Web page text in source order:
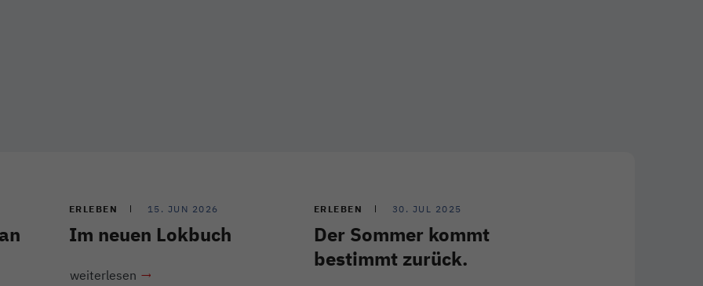
ERLEBEN 15. JUN 2026
Im neuen Lokbuch
weiterlesen
ERLEBEN 30. JUL 2025
Der Sommer kommt
bestimmt zurück.